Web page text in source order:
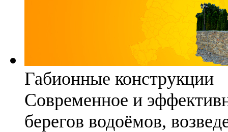
Габионные конструкции
Современное и
берегов водоёмов,